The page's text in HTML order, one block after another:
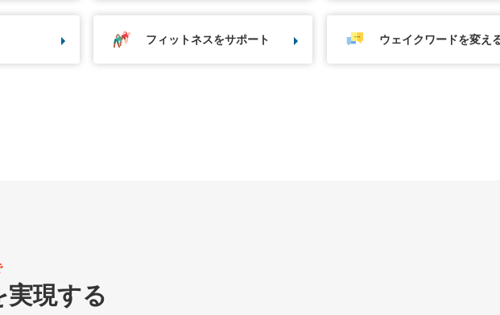
フィットネスをサポート ウェイクワードを変え
実現する